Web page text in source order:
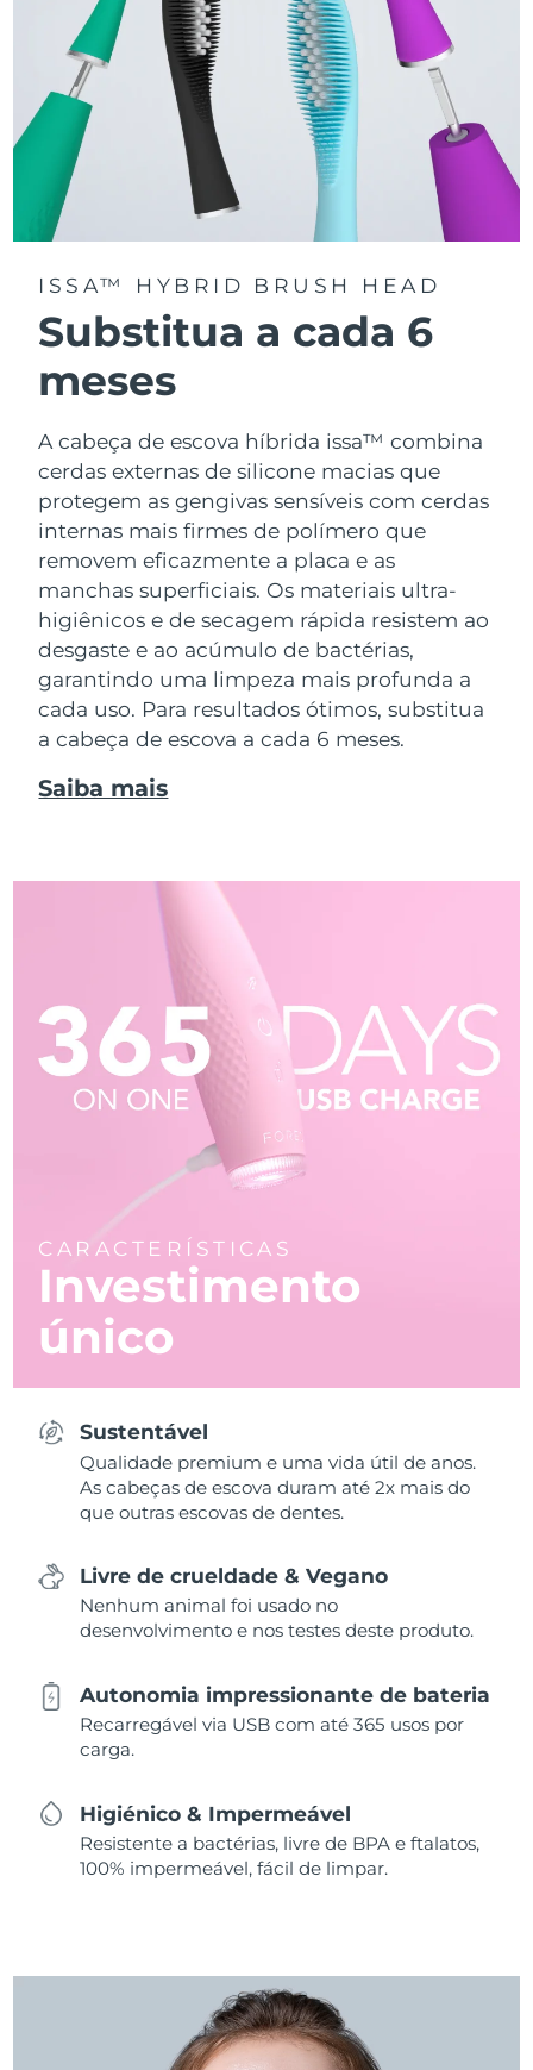
ISSA™ HYBRID BRUSH HEAD
Substitua a cada 6
meses
A cabeça de escova híbrida issa™ combina
cerdas externas de silicone macias que
protegem as gengivas sensíveis com cerdas
internas mais firmes de polímero que
removem eficazmente a placa e as
manchas superficiais. Os materiais ultra-
higiênicos e de secagem rápida resistem ao
desgaste e ao acúmulo de bactérias,
garantindo uma limpeza mais profunda a
cada uso. Para resultados ótimos, substitua
a cabeça de escova a cada 6 meses.
Saiba mais
CARACTERÍSTICAS
Investimento
único
Sustentável
Qualidade premium e uma vida útil de anos.
As cabeças de escova duram até 2x mais do
que outras escovas de dentes.
Livre de crueldade & Vegano
Nenhum animal foi usado no
desenvolvimento e nos testes deste produto.
Autonomia impressionante de bateria
Recarregável via USB com até 365 usos por
carga.
Higiénico & Impermeável
Resistente a bactérias, livre de BPA e ftalatos,
100% impermeável, fácil de limpar.